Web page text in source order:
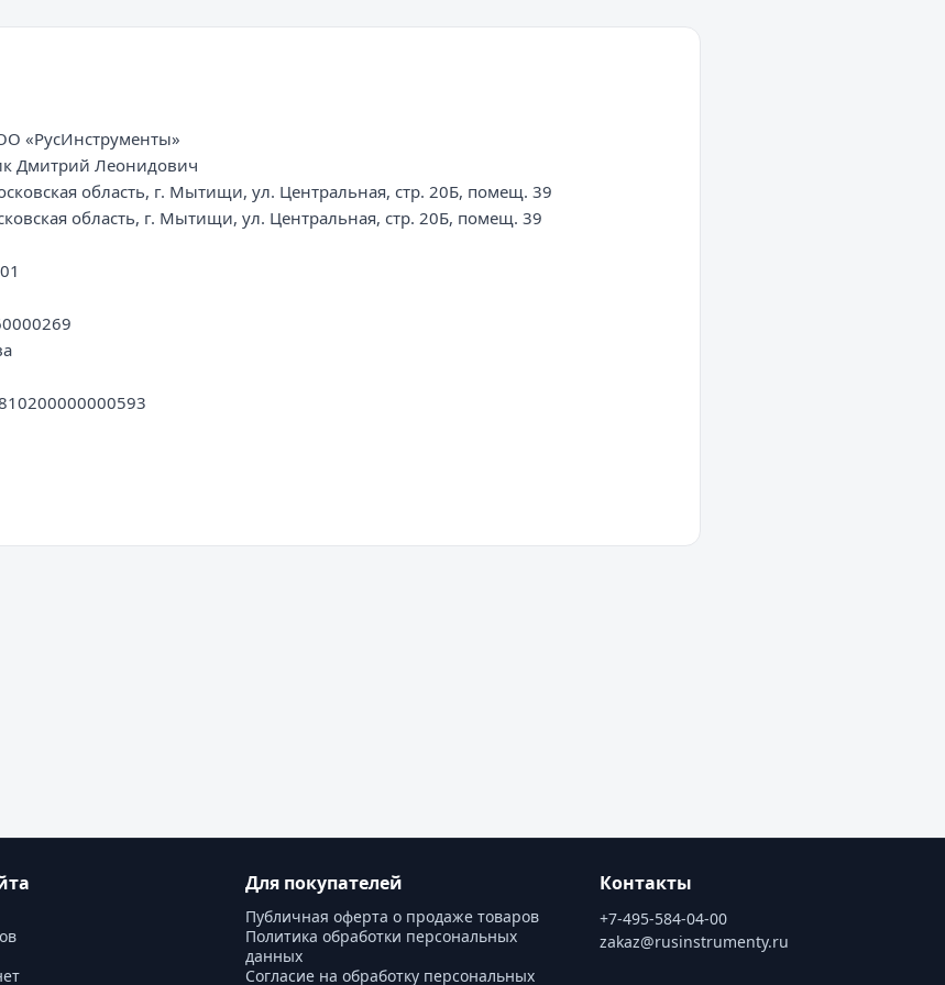
«РусИнструменты»
Дмитрий Леонидович
область, г. Мытищи, ул. Центральная, стр. 20Б, помещ. 39
область, г. Мытищи, ул. Центральная, стр. 20Б, помещ. 39
Для покупателей
Публичная оферта о продаже товаров
Политика обработки персональных
данных
Согласие на обработку персональных
Контакты
+7-495-584-04-00
zakaz@rusinstrumenty.ru